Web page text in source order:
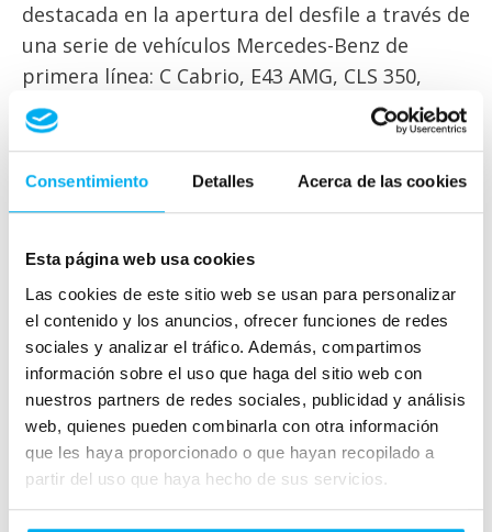
Consentimiento Detalles Acerca de las cookies
Esta página web usa cookies
Las cookies de este sitio web se usan para personalizar
el contenido y los anuncios, ofrecer funciones de redes
sociales y analizar el tráfico. Además, compartimos
información sobre el uso que haga del sitio web con
nuestros partners de redes sociales, publicidad y análisis
web, quienes pueden combinarla con otra información
que les haya proporcionado o que hayan recopilado a
partir del uso que haya hecho de sus servicios.
destacada en la apertura del desfile a través de
una serie de vehículos Mercedes-Benz de
primera línea: C Cabrio, E43 AMG, CLS 350,
Clase A y GLC Coupe 220. El concesionario
oficial tampoco faltó en algunos de los
principales eventos de estas Fiestas de
representan perfectamente la gama de
vehículos que la marca alemana tiene
actualmente en el mercado. El Mercedes C
Cabrio se ha convertido en una de las opciones
más interesantes de la marca alemana en su
oferta de descapotables para 4 ocupantes.
El vigor de Mercedes quedo reflejado en el